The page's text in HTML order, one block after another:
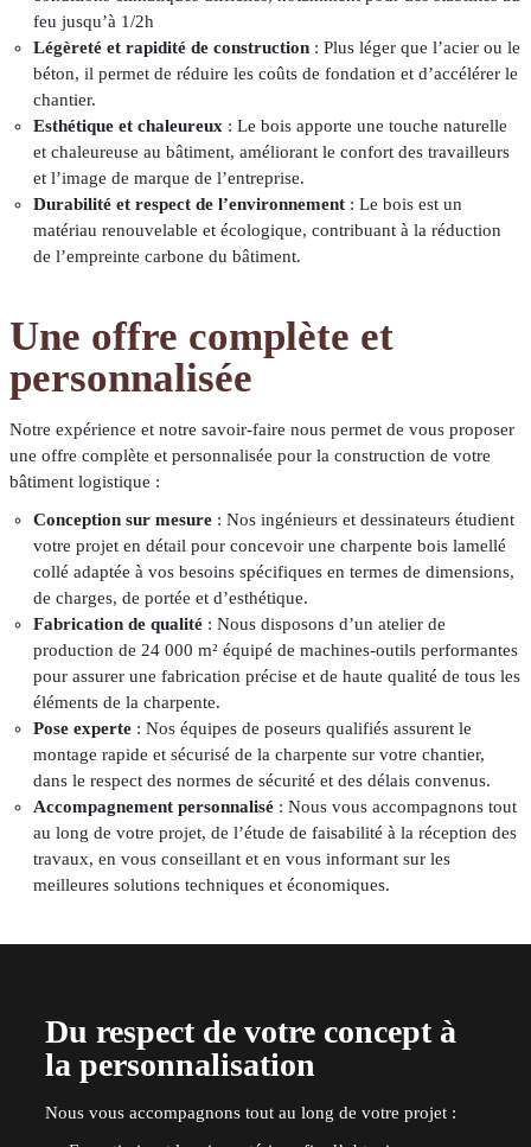
feu jusqu’à 1/2h
Légèreté et rapidité de construction: Plus léger que l’acier ou le
béton, il permet de réduire les coûts de fondation et d’accélérer le
chantier.
Esthétique et chaleureux : Le bois apporte une touche naturelle
et chaleureuse au bâtiment, améliorant le confort des travailleurs
et l’image de marque de l’entreprise.
Durabilité et respect de l’environnement: Le bois est un
matériau renouvelable et écologique, contribuant à la réduction
de l’empreinte carbone du bâtiment.
Une offre complète et
personnalisée
Notre expérience et notre savoir-faire nous permet de vous proposer
une offre complète et personnalisée pour la construction de votre
bâtiment logistique :
Conception sur mesure: Nos ingénieurs et dessinateurs étudient
votre projet en détail pour concevoir une charpente bois lamellé
collé adaptée à vos besoins spécifiques en termes de dimensions,
de charges, de portée et d’esthétique.
Fabrication de qualité: Nous disposons d’un atelier de
production de 24 000 m² équipé de machines-outils performantes
pour assurer une fabrication précise et de haute qualité de tous les
éléments de la charpente.
Pose experte: Nos équipes de poseurs qualifiés assurent le
montage rapide et sécurisé de la charpente sur votre chantier,
dans le respect des normes de sécurité et des délais convenus.
Accompagnement personnalisé: Nous vous accompagnons tout
au long de votre projet, de l’étude de faisabilité à la réception des
travaux, en vous conseillant et en vous informant sur les
meilleures solutions techniques et économiques.
Du respect de votre concept à
la personnalisation
Nous vous accompagnons tout au long de votre projet :